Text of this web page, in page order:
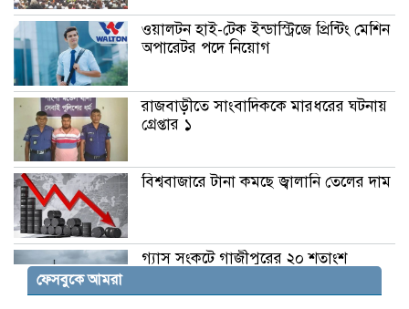
ওয়ালটন হাই-টেক ইন্ডাস্ট্রিজে প্রিন্টিং মেশিন
অপারেটর পদে নিয়োগ
রাজবাড়ীতে সাংবাদিককে মারধরের ঘটনায়
গ্রেপ্তার ১
বিশ্ববাজারে টানা কমছে জ্বালানি তেলের দাম
গ্যাস সংকটে গাজীপুরের ২০ শতাংশ
ফেসবুকে আমরা